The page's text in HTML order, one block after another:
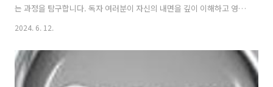
는 과정을 탐구합니다. 독자 여러분이 자신의 내면을 깊이 이해하고 영혼
을 풍성하게 채워 나가는 방법을 발견하도록 돕습니다. 1. 인생의 중
삶을 되돌아보고, 내면의 목소리에 귀를 기울이기 시작합니다. 이 시기에
논어를 만나는 것은 단순한 독서가 아니라 자신의 영혼과 대화를 시작하
는 여정입니다. 공자의 지혜를 통해 우리는 진정한 자아를 발견하고, 영
2024. 6. 12.